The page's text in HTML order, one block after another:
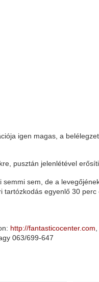
igen magas, a
pusztán jelenlétével
sem, de a
tartózkodás egyenlő 30
http://fantasticocenter.com
063/699-647